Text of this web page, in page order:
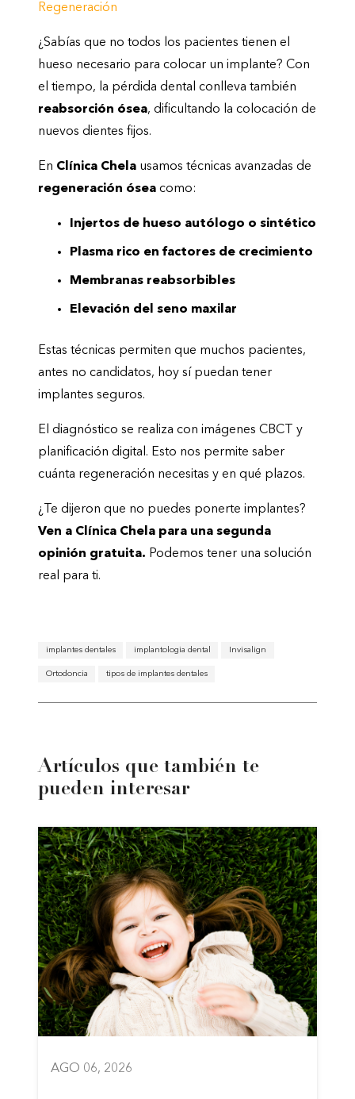
Regeneración
¿Sabías que no todos los pacientes tienen el
hueso necesario para colocar un implante? Con
el tiempo, la pérdida dental conlleva también
reabsorción ósea, dificultando la colocación de
nuevos dientes fijos.
En Clínica Chela usamos técnicas avanzadas de
regeneración ósea como:
Injertos de hueso autólogo o sintético
Plasma rico en factores de crecimiento
Membranas reabsorbibles
Elevación del seno maxilar
Estas técnicas permiten que muchos pacientes,
antes no candidatos, hoy sí puedan tener
implantes seguros.
El diagnóstico se realiza con imágenes CBCT y
planificación digital. Esto nos permite saber
cuánta regeneración necesitas y en qué plazos.
¿Te dijeron que no puedes ponerte implantes?
Ven a Clínica Chela para una segunda
opinión gratuita. Podemos tener una solución
real para ti.
implantes dentales implantologia dental Invisalign
Ortodoncia tipos de implantes dentales
Artículos que también te
pueden interesar
AGO 06, 2026